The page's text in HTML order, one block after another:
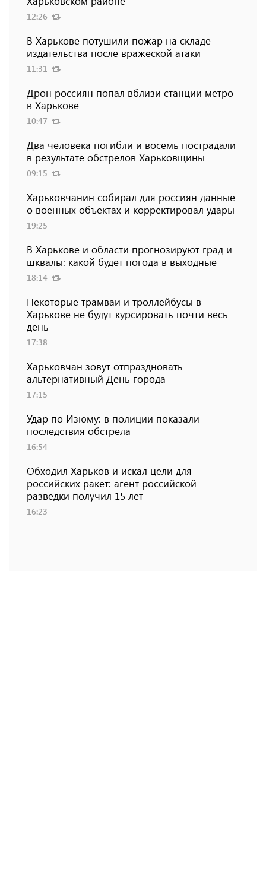
12:26
В Харькове потушили пожар на складе
издательства после вражеской атаки
11:31
Дрон россиян попал вблизи станции метро
в Харькове
10:47
Два человека погибли и восемь пострадали
в результате обстрелов Харьковщины
09:15
Харьковчанин собирал для россиян данные
о военных объектах и ​​корректировал удары
19:25
В Харькове и области прогнозируют град и
шквалы: какой будет погода в выходные
18:14
Некоторые трамваи и троллейбусы в
Харькове не будут курсировать почти весь
день
17:38
Харьковчан зовут отпраздновать
альтернативный День города
17:15
Удар по Изюму: в полиции показали
последствия обстрела
16:54
Обходил Харьков и искал цели для
российских ракет: агент российской
разведки получил 15 лет
16:23